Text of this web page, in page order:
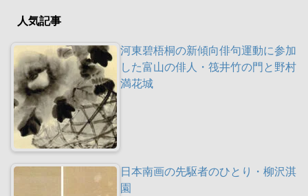
人気記事
河東碧梧桐の新傾向俳句運動に参加
した富山の俳人・筏井竹の門と野村
満花城
日本南画の先駆者のひとり・柳沢淇
園